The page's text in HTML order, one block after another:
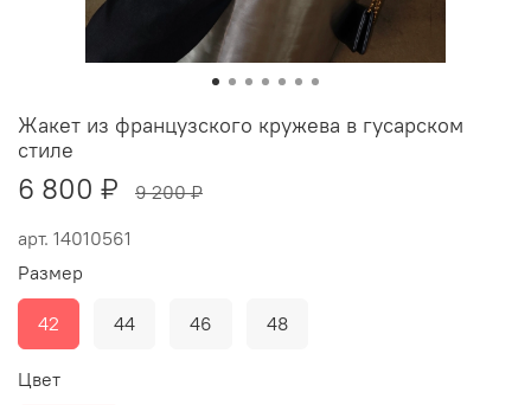
арт. 14010561
Жакет из французского кружева в гусарском
стиле
6 800 ₽ 9 200 ₽
Размер
42 44 46 48
Цвет